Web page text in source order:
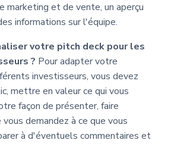
marketing et de vente, un aperçu
informations sur l'équipe.
votre pitch deck pour les
? Pour adapter votre
investisseurs, vous devez
mettre en valeur ce qui vous
façon de présenter, faire
demandez à ce que vous
à d'éventuels commentaires et